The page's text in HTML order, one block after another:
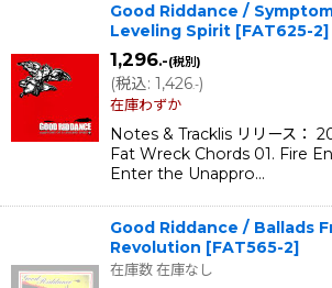
Good Riddance /
Leveling Spirit [FAT625-2]
1,296.-(税別)
(税込: 1,426.-)
在庫わずか
Notes & Tracklis リリース：
Fat Wreck Chords 01. Fire
Enter the Unappro…
Good Riddance / Ballads
Revolution [FAT565-2]
在庫数 在庫なし